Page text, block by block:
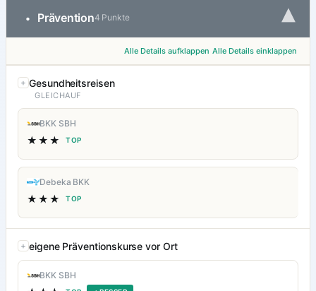
• Prävention4 Punkte ▾
Alle Details aufklappen Alle Details einklappen
Gesundheitsreisen
GLEICHAUF
BKK SBH
★★★ TOP
Debeka BKK
★★★ TOP
eigene Präventionskurse vor Ort
BKK SBH